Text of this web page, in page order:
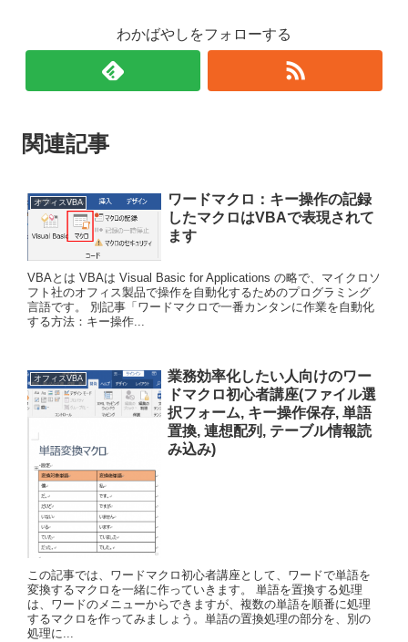
わかばやしをフォローする
関連記事
オフィスVBA
ワードマクロ：キー操作の記録
したマクロはVBAで表現されて
ます
VBAとは VBAは Visual Basic for Applications の略で、マイクロソ
フト社のオフィス製品で操作を自動化するためのプログラミング
言語です。 別記事「ワードマクロで一番カンタンに作業を自動化
する方法：キー操作...
オフィスVBA
業務効率化したい人向けのワー
ドマクロ初心者講座(ファイル選
択フォーム, キー操作保存, 単語
置換, 連想配列, テーブル情報読
み込み)
この記事では、ワードマクロ初心者講座として、ワードで単語を
変換するマクロを一緒に作っていきます。 単語を置換する処理
は、ワードのメニューからできますが、複数の単語を順番に処理
するマクロを作ってみましょう。単語の置換処理の部分を、別の
処理に...